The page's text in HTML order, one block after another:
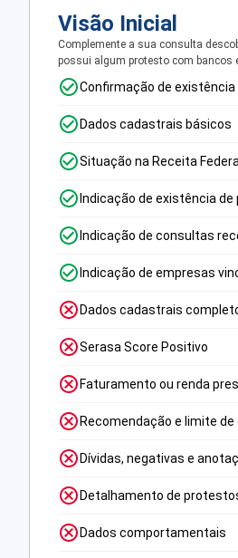
Visão Inicial
Complemente a sua consulta
possui algum protesto com bancos
Confirmação de existência
Dados cadastrais básicos
Situação na Receita
Indicação de existência
Indicação de consultas
Indicação de empresas
Dados cadastrais
Serasa Score Positivo
Faturamento ou renda
Recomendação e limite
Dívidas, negativas e
Detalhamento de
Dados comportamentais